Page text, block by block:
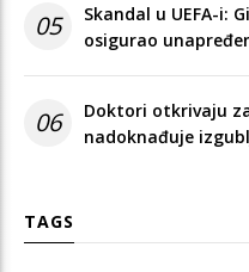
05
Skandal u UEFA-i:
osigurao
06
Doktori otkrivaju
nadoknađuje
TAGS